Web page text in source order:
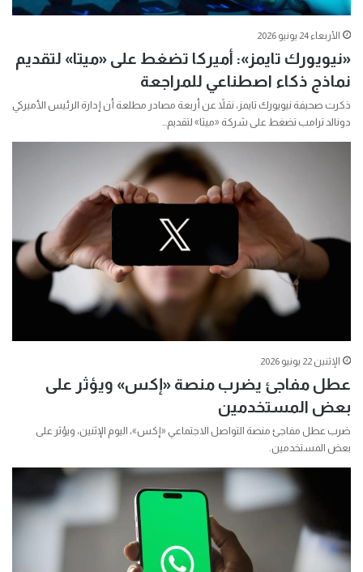
الأربعاء 24 يونيو 2026
«نيويورك تايمز»: أميركا تضغط على «ميتا» لتقديم
نماذج ذكاء اصطناعي للمراجعة
ذكرت صحيفة نيويورك تايمز، نقلاً عن أربعة مصادر مطلعة أن إدارة الرئيس الأميركي
دونالد ترامب ​تضغط على شركة «ميتا» لتقديم…
الإثنين 22 يونيو 2026
عطل مفاجئ يضرب منصة «إكس» ويؤثر على
بعض المستخدمين
ضرب عطل مفاجئ منصة التواصل الاجتماعي «إكس»، اليوم الإثنين، ويؤثر على
بعض المستخدمين.